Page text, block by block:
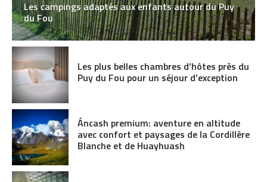
Les campings adaptés aux enfants autour du Puy
du Fou
Les plus belles chambres d’hôtes près du
Puy du Fou pour un séjour d’exception
Áncash premium: aventure en altitude
avec confort et paysages de la Cordillère
Blanche et de Huayhuash